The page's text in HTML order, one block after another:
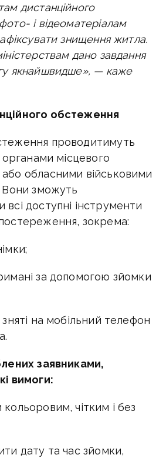
дистанційного
і відеоматеріалам
знищення житла.
дано завдання
якнайшвидше», — каже
обстеження
проводитимуть
органами місцевого
обласними військовими
Вони зможуть
всі доступні інструменти
зокрема:
за допомогою зйомки
на мобільний телефон
заявниками,
вимоги:
чітким і без
дату та час зйомки,